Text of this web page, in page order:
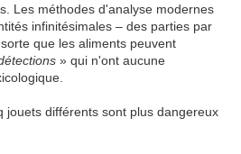
Les méthodes d'analyse modernes
infinitésimales – des parties par
que les aliments peuvent
» qui n'ont aucune
jouets différents sont plus dangereux